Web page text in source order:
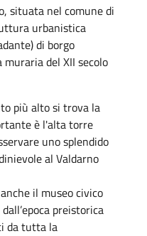
situata nel comune di
urbanistica
di borgo
del XII secolo
più alto si trova la
è l'alta torre
uno splendido
al Valdarno
il museo civico
preistorica
da tutta la